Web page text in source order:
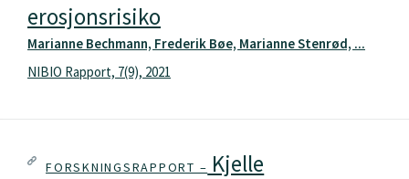
erosjonsrisiko
Marianne Bechmann, Frederik Bøe, Marianne Stenrød, ...
NIBIO Rapport, 7(9), 2021
FORSKNINGSRAPPORT – Kjelle